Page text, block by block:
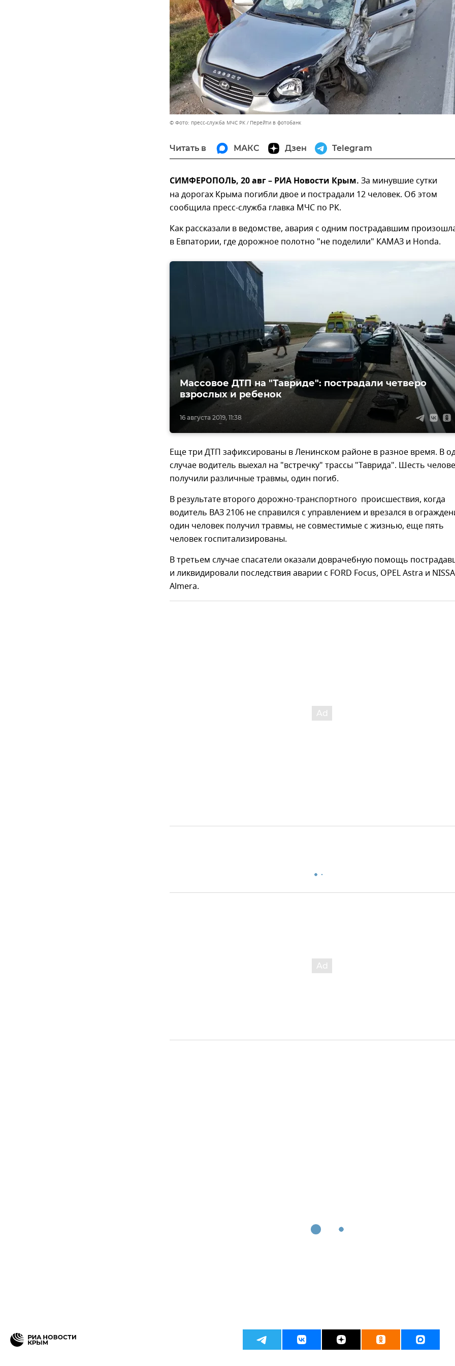
© Фото: пресс-служба МЧС РК Перейти в фотобанк
Читать в МАКС Дзен Telegram
СИМФЕРОПОЛЬ, 20 авг – РИА Новости Крым. За минувшие сутки
на дорогах Крыма погибли двое и пострадали 12 человек. Об этом
сообщила пресс-служба главка МЧС по РК.
Как рассказали в ведомстве, авария с одним пострадавшим
в Евпатории, где дорожное полотно "не поделили" КАМАЗ и Honda.
16 августа 2019, 11:38
Массовое ДТП на "Тавриде": пострадали четверо
взрослых и ребенок
Еще три ДТП зафиксированы в Ленинском районе в разное время. В
случае водитель выехал на "встречку" трассы "Таврида". Шесть
получили различные травмы, один погиб.
В результате второго дорожно-транспортного происшествия, когда
водитель ВАЗ 2106 не справился с управлением и врезался в
один человек получил травмы, не совместимые с жизнью, еще пять
человек госпитализированы.
В третьем случае спасатели оказали доврачебную помощь
и ликвидировали последствия аварии с FORD Focus, OPEL Astra и
Almera.